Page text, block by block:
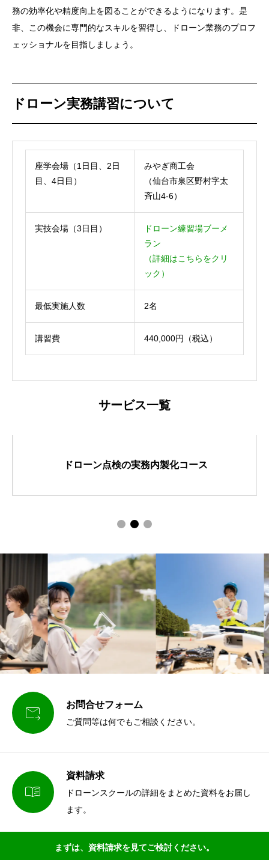
務の効率化や精度向上を図ることができるようになります。是
非、この機会に専門的なスキルを習得し、ドローン業務のプロフ
ェッショナルを目指しましょう。
ドローン実務講習について
座学会場（1日目、2日
目、4日目）
みやぎ商工会
（仙台市泉区野村字太
斉山4-6）
実技会場（3日目）
ドローン練習場ブーメ
ラン
（詳細はこちらをクリ
ック）
最低実施人数 2名
講習費 440,000円（税込）
サービス一覧
ドローン点検の実務内製化コース
 お問合せフォーム
ご質問等は何でもご相談ください。

資料請求
ドローンスクールの詳細をまとめた資料をお届し
ます。
まずは、資料請求を見てご検討ください。